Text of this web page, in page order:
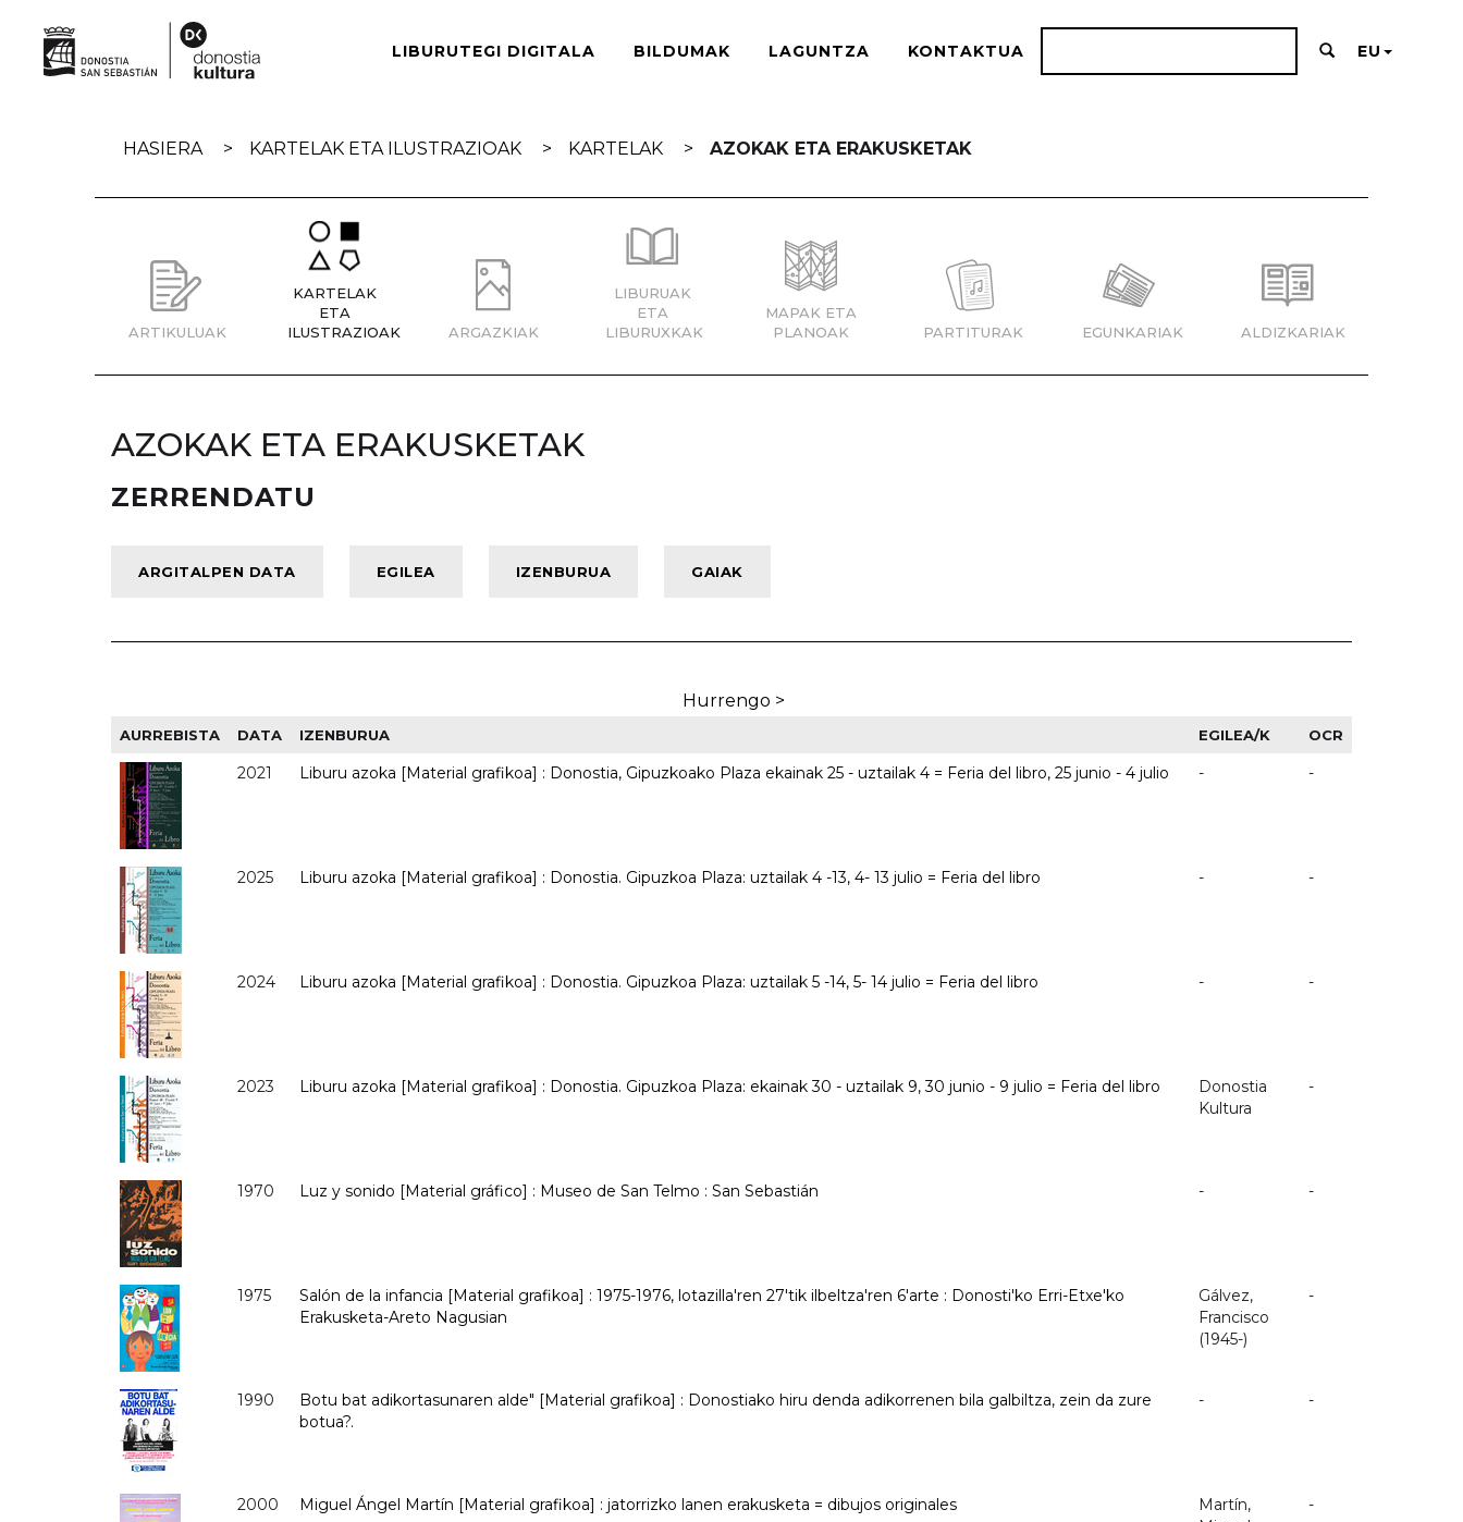
navigation
LIBURUTEGI DIGITALA BILDUMAK LAGUNTZA KONTAKTUA EU
HASIERA KARTELAK ETA ILUSTRAZIOAK KARTELAK AZOKAK ETA ERAKUSKETAK
ARTIKULUAK
KARTELAK
ETA
ILUSTRAZIOAK
ARGAZKIAK
LIBURUAK
ETA
LIBURUXKAK
MAPAK ETA
PLANOAK
PARTITURAK EGUNKARIAK ALDIZKARIAK
AZOKAK ETA ERAKUSKETAK
ZERRENDATU
Hurrengo >
AURREBISTA DATA IZENBURUA EGILEA/K OCR
2021 Liburu azoka [Material grafikoa] : Donostia, Gipuzkoako Plaza ekainak 25 - uztailak 4 = Feria del libro, 25 junio - 4 julio - -
2025 Liburu azoka [Material grafikoa] : Donostia. Gipuzkoa Plaza: uztailak 4 -13, 4- 13 julio = Feria del libro - -
2024 Liburu azoka [Material grafikoa] : Donostia. Gipuzkoa Plaza: uztailak 5 -14, 5- 14 julio = Feria del libro - -
2023 Liburu azoka [Material grafikoa] : Donostia. Gipuzkoa Plaza: ekainak 30 - uztailak 9, 30 junio - 9 julio = Feria del libro
Donostia
Kultura
-
1970 Luz y sonido [Material gráfico] : Museo de San Telmo : San Sebastián - -
1975
Salón de la infancia [Material grafikoa] : 1975-1976, lotazilla'ren 27'tik ilbeltza'ren 6'arte : Donosti'ko Erri-Etxe'ko
Erakusketa-Areto Nagusian
Gálvez,
Francisco
(1945-)
-
1990
Botu bat adikortasunaren alde" [Material grafikoa] : Donostiako hiru denda adikorrenen bila galbiltza, zein da zure
botua?.
- -
2000 Miguel Ángel Martín [Material grafikoa] : jatorrizko lanen erakusketa = dibujos originales
Martín,
-